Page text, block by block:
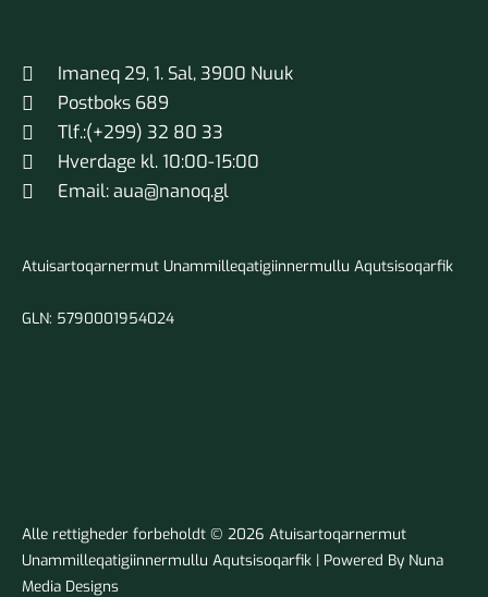
Imaneq 29, 1. Sal, 3900 Nuuk
Postboks 689
Tlf.:(+299) 32 80 33
Hverdage kl. 10:00-15:00
Email: aua@nanoq.gl
Atuisartoqarnermut Unammilleqatigiinnermullu Aqutsisoqarfik
GLN: 5790001954024
Alle rettigheder forbeholdt © 2026 Atuisartoqarnermut
Unammilleqatigiinnermullu Aqutsisoqarfik | Powered By Nuna
Media Designs